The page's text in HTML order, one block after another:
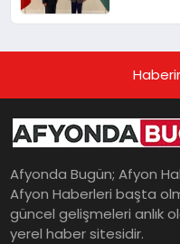
Afyonda Bugün; Afyon
Afyon Haberleri başta
güncel gelişmeleri anlık
yerel haber sitesidir.